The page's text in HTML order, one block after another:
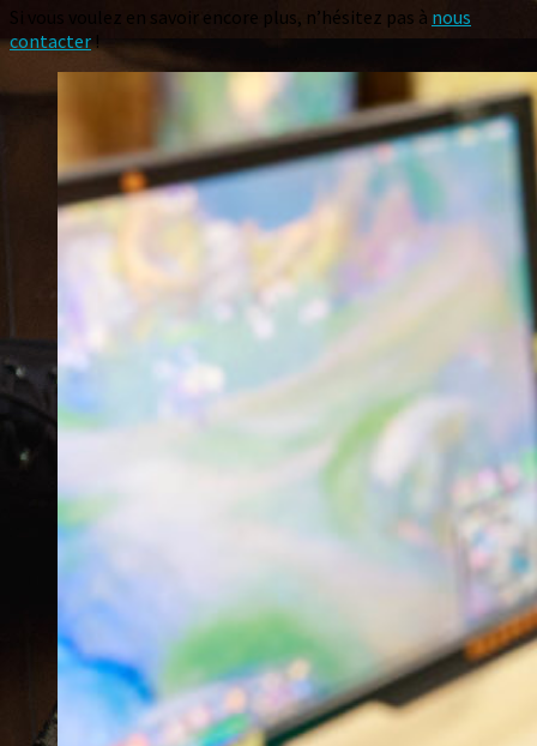
Si vous voulez en savoir encore plus, n’hésitez pas à nous
contacter!